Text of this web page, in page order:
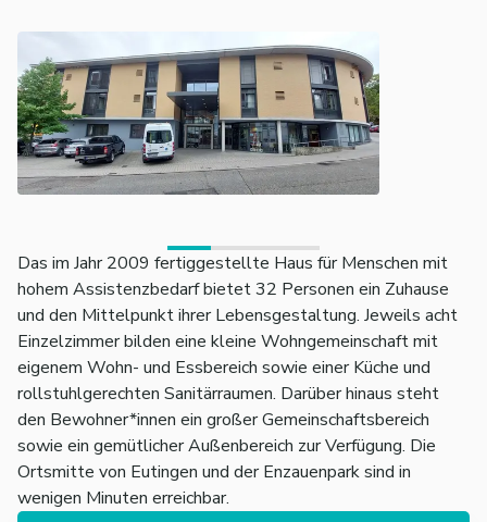
Das im Jahr 2009 fertiggestellte Haus für Menschen mit
hohem Assistenzbedarf bietet 32 Personen ein Zuhause
und den Mittelpunkt ihrer Lebensgestaltung. Jeweils acht
Einzelzimmer bilden eine kleine Wohngemeinschaft mit
eigenem Wohn- und Essbereich sowie einer Küche und
rollstuhlgerechten Sanitärraumen. Darüber hinaus steht
den Bewohner*innen ein großer Gemeinschaftsbereich
sowie ein gemütlicher Außenbereich zur Verfügung. Die
Ortsmitte von Eutingen und der Enzauenpark sind in
wenigen Minuten erreichbar.